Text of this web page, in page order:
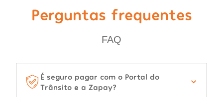
Perguntas frequentes
FAQ
É seguro pagar com o Portal do
Trânsito e a Zapay?